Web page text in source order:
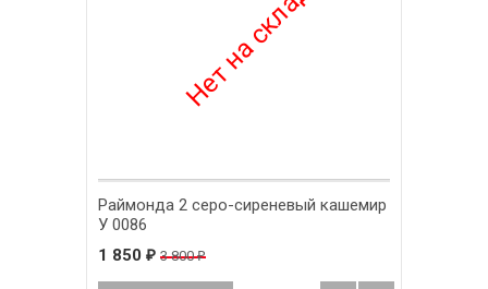
Раймонда 2 серо-сиреневый кашемир
У 0086
1 850 ₽ 3 800₽